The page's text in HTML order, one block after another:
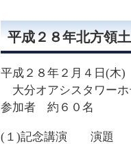
平成２８年北方領
平成２８年２月４日(木
大分オアシスタワー
参加者 約６０名
(１)記念講演 演題 「